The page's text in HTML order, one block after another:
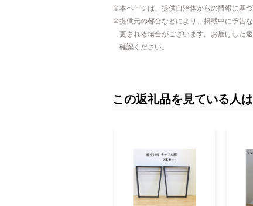
本ページは、提供自治体からの情報に基
提供元の都合などにより、掲載中に予告
更される場合がございます。お届けした
確認ください。
この返礼品を見ている人